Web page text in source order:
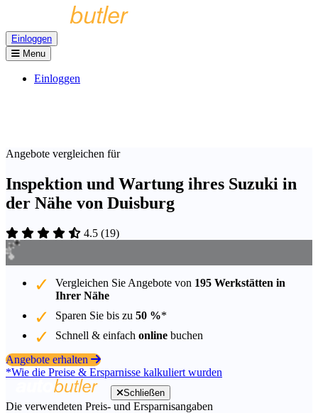
Einloggen
Menu
Einloggen
Angebote vergleichen für
Inspektion und Wartung ihres Suzuki in
der Nähe von Duisburg
4.5 (19)
Vergleichen Sie Angebote von 195 Werkstätten in
Ihrer Nähe
Sparen Sie bis zu 50 %*
Schnell & einfach online buchen
Angebote erhalten
*Wie die Preise & Ersparnisse kalkuliert wurden
Schließen
Die verwendeten Preis- und Ersparnisangaben